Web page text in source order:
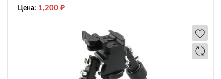
Цена: 1,200 ₽